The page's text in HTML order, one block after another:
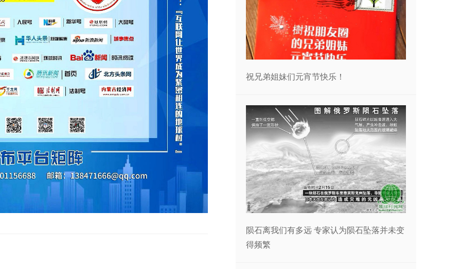
祝兄弟姐妹们元宵节快乐！
陨石离我们有多远 专家认为陨石坠落并未变
得频繁